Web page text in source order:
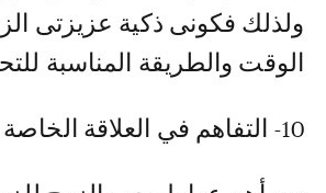
ولذلك فكونى ذكية عزيزتى
الوقت والطريقة المناسبة
10- التفاهم في العلاقة الخاصة